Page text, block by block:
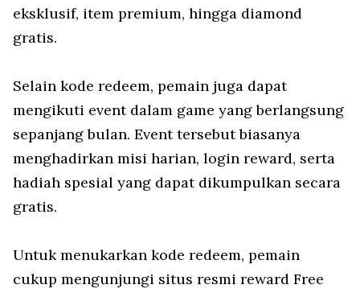
eksklusif, item premium, hingga diamond
gratis.
Selain kode redeem, pemain juga dapat
mengikuti event dalam game yang berlangsung
sepanjang bulan. Event tersebut biasanya
menghadirkan misi harian, login reward, serta
hadiah spesial yang dapat dikumpulkan secara
gratis.
Untuk menukarkan kode redeem, pemain
cukup mengunjungi situs resmi reward Free